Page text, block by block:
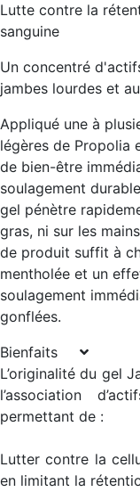
Lutte contre la
sanguine
Un concentré
jambes lourdes et
Appliqué une à
légères de Propolia
de bien-être
soulagement
gel pénètre
gras, ni sur les
de produit suffit à
mentholée et un
soulagement
gonflées.
Bienfaits
L’originalité du gel
l’association
permettant de :
Lutter contre la
en limitant la